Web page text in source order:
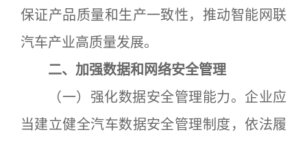
保证产品质量和生产一致性，推动智能网联
汽车产业高质量发展。
二、加强数据和网络安全管理
（一）强化数据安全管理能力。企业应
当建立健全汽车数据安全管理制度，依法履